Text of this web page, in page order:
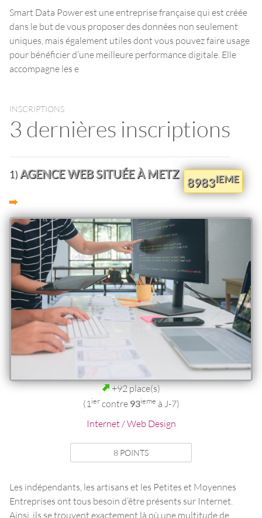
Smart Data Power est une entreprise française qui est créée
dans le but de vous proposer des données non seulement
uniques, mais également utiles dont vous pouvez faire usage
pour bénéficier d’une meilleure performance digitale. Elle
accompagne les e
INSCRIPTIONS
3 dernières inscriptions
1) AGENCE WEB SITUÉE À METZ
8983IEME
+92 place(s)
(1 iercontre 93ieme à J-7)
Internet / Web Design
8 POINTS
Les indépendants, les artisans et les Petites et Moyennes
Entreprises ont tous besoin d’être présents sur Internet.
Ainsi, ils se trouvent exactement là où une multitude de